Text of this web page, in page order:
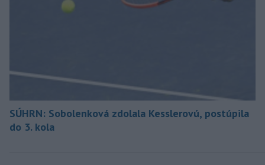
SÚHRN: Sobolenková zdolala Kesslerovú, postúpila
do 3. kola